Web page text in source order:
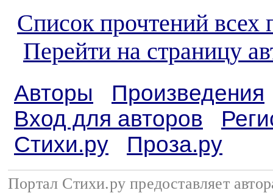
Список прочтений всех
Перейти на страницу
Авторы
Произведения
Вход для авторов
Стихи.ру
Проза.ру
Портал Стихи.ру предоставляет